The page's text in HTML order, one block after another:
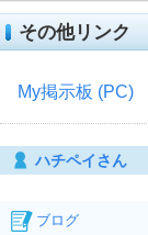
その他リンク
My掲示板 (PC)
ハチペイさん
ブログ